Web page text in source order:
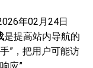
年02月24日
是提高站内导航的
”，把用户可能访